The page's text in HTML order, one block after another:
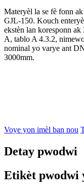
Materyèl la se fè fonn
GJL-150. Kouch
ekstèn lan koresponn
A, tablo A 4.3.2,
nominal yo varye ant
3000mm.
Voye yon imèl ban nou
Detay pwodwi
Etikèt pwodwi